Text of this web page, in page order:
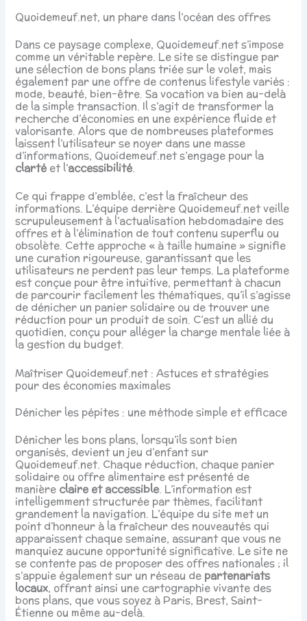
Quoidemeuf.net, un phare dans l’océan des offres
Dans ce paysage complexe, Quoidemeuf.net s’impose
comme un véritable repère. Le site se distingue par
une sélection de bons plans triée sur le volet, mais
également par une offre de contenus lifestyle variés :
mode, beauté, bien-être. Sa vocation va bien au-delà
de la simple transaction. Il s’agit de transformer la
recherche d’économies en une expérience fluide et
valorisante. Alors que de nombreuses plateformes
laissent l’utilisateur se noyer dans une masse
d’informations, Quoidemeuf.net s’engage pour la
clartéet l’accessibilité.
Ce qui frappe d’emblée, c’est la fraîcheur des
informations. L’équipe derrière Quoidemeuf.net veille
scrupuleusement à l’actualisation hebdomadaire des
offres et à l’élimination de tout contenu superflu ou
obsolète. Cette approche « à taille humaine » signifie
une curation rigoureuse, garantissant que les
utilisateurs ne perdent pas leur temps. La plateforme
est conçue pour être intuitive, permettant à chacun
de parcourir facilement les thématiques, qu’il s’agisse
de dénicher un panier solidaire ou de trouver une
réduction pour un produit de soin. C’est un allié du
quotidien, conçu pour alléger la charge mentale liée à
la gestion du budget.
Maîtriser Quoidemeuf.net : Astuces et stratégies
pour des économies maximales
Dénicher les pépites : une méthode simple et efficace
Dénicher les bons plans, lorsqu’ils sont bien
organisés, devient un jeu d’enfant sur
Quoidemeuf.net. Chaque réduction, chaque panier
solidaire ou offre alimentaire est présenté de
manière claire et accessible. L’information est
intelligemment structurée par thèmes, facilitant
grandement la navigation. L’équipe du site met un
point d’honneur à la fraîcheur des nouveautés qui
apparaissent chaque semaine, assurant que vous ne
manquiez aucune opportunité significative. Le site ne
se contente pas de proposer des offres nationales ; il
s’appuie également sur un réseau de partenariats
locaux, offrant ainsi une cartographie vivante des
bons plans, que vous soyez à Paris, Brest, Saint-
Étienne ou même au-delà.